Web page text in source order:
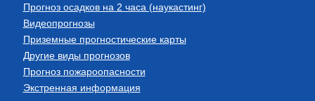
Прогноз осадков на 2 часа (наукастинг)
Видеопрогнозы
Приземные прогностические карты
Другие виды прогнозов
Прогноз пожароопасности
Экстренная информация